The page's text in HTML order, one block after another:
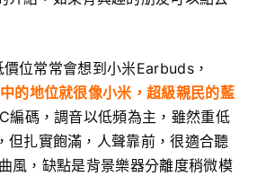
位常常會想到小米Earbuds，
的地位就很像小米，超級親民的藍
編碼，調音以低頻為主，雖然重低
但扎實飽滿，人聲靠前，很適合聽
風，缺點是背景樂器分離度稍微模